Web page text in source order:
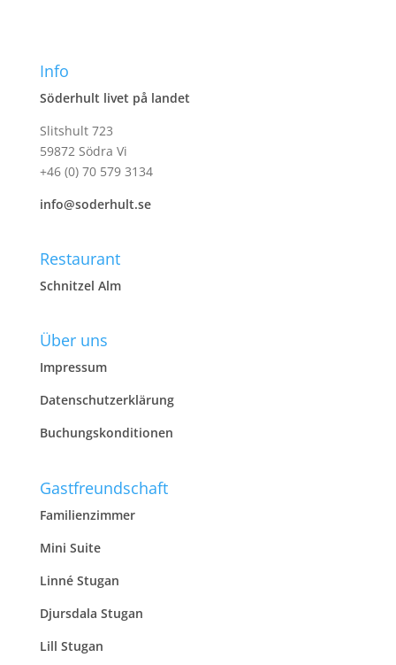
Info
Söderhult livet på landet
Slitshult 723
59872 Södra Vi
+46 (0) 70 579 3134
info@soderhult.se
Restaurant
Schnitzel Alm
Über uns
Impressum
Datenschutzerklärung
Buchungskonditionen
Gastfreundschaft
Familienzimmer
Mini Suite
Linné Stugan
Djursdala Stugan
Lill Stugan